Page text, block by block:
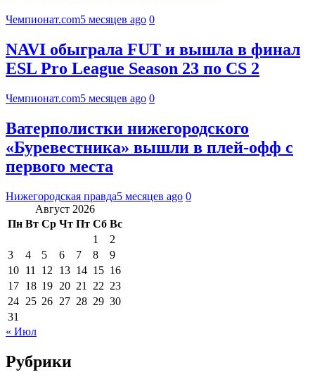
Чемпионат.com5 месяцев ago 0
NAVI обыграла FUT и вышла в финал
ESL Pro League Season 23 по CS 2
Чемпионат.com5 месяцев ago 0
Ватерполистки нижегородского
«Буревестника» вышли в плей-офф с
первого места
Нижегородская правда5 месяцев ago 0
Август 2026
Пн Вт Ср Чт Пт Сб Вс
1
2
3
4 5 6 7 8
9
10 11 12 13 14 15 16
17 18 19 20 21 22 23
24 25 26 27 28 29 30
31
« Июл
Рубрики